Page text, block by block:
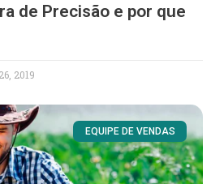
de Precisão e por que
2019
EQUIPE DE VENDAS